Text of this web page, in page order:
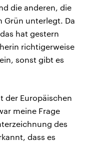
die anderen, die
Grün unterlegt. Da
hat gestern
richtigerweise
sonst gibt es
der Europäischen
meine Frage
des
dass es